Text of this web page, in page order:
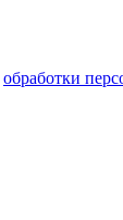
обработки